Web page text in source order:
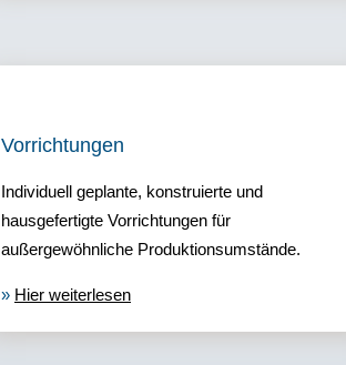
Vorrichtungen
Individuell geplante, konstruierte und
hausgefertigte Vorrichtungen für
außergewöhnliche Produktionsumstände.
» Hier weiterlesen